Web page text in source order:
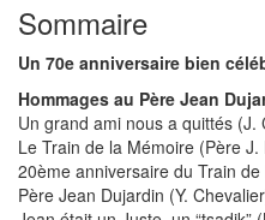
Sommaire
Un 70e anniversaire bien
Hommages au Père Jean
Un grand ami nous a quittés (J.
Le Train de la Mémoire (Père J.
20ème anniversaire du Train
Père Jean Dujardin (Y.